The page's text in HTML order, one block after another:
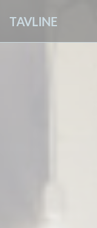
TAVLINE